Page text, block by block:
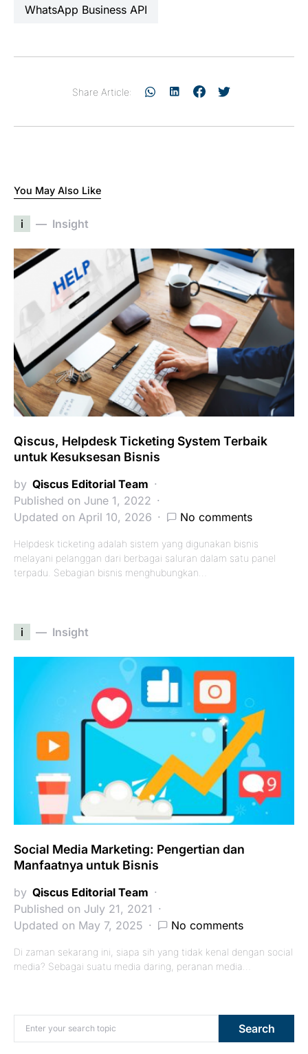
WhatsApp Business API
Share Article:
You May Also Like
i Insight
Qiscus, Helpdesk Ticketing System Terbaik
untuk Kesuksesan Bisnis
by Qiscus Editorial Team
Published on June 1, 2022
Updated on April 10, 2026
No comments
Helpdesk ticketing adalah sistem yang digunakan bisnis
melayani pelanggan dari berbagai saluran dalam satu panel
terpadu. Sebagian bisnis menghubungkan…
i Insight
Social Media Marketing: Pengertian dan
Manfaatnya untuk Bisnis
by Qiscus Editorial Team
Published on July 21, 2021
Updated on May 7, 2025
No comments
Di zaman sekarang ini, siapa sih yang tidak kenal dengan social
media? Sebagai suatu media daring, peranan media…
Search for: Search